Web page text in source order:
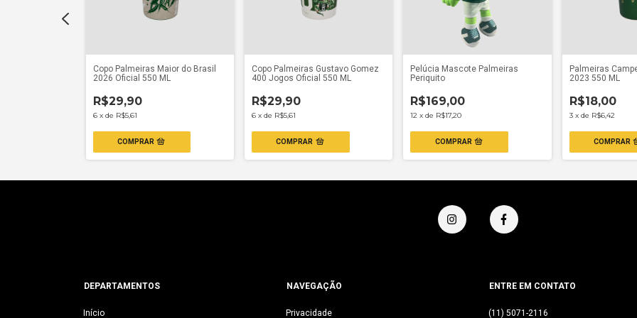
Copo Palmeiras Maior do Brasil
2026 Oficial 550 ML
R$29,90
6 x de R$5,61
Copo Palmeiras Gustavo Gomez
400 Jogos Oficial 550 ML
R$29,90
6 xde R$5,61
Pelúcia Mascote Palmeiras
Periquito
R$169,00
12 xde R$17,20
Palmeiras
2023 550 ML
R$18,00
3 x de R$6,42
DEPARTAMENTOS
Início
NAVEGAÇÃO
Privacidade
ENTRE EM CONTATO
(11) 5071-2116